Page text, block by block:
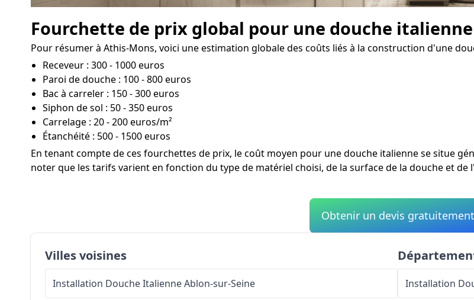
Fourchette de prix global pour une douche
Pour résumer à Athis-Mons, voici une estimation globale des coûts liés à la construction d'une
Receveur : 300 - 1000 euros
Paroi de douche : 100 - 800 euros
Bac à carreler : 150 - 300 euros
Siphon de sol : 50 - 350 euros
Carrelage : 20 - 200 euros/m²
Étanchéité : 500 - 1500 euros
En tenant compte de ces fourchettes de prix, le coût moyen pour une douche italienne se situe
noter que les tarifs varient en fonction du type de matériel choisi, de la surface de la douche et
Obtenir un devis gratuitement
Villes voisines
Installation Douche ItalienneAblon-sur-Seine Installation